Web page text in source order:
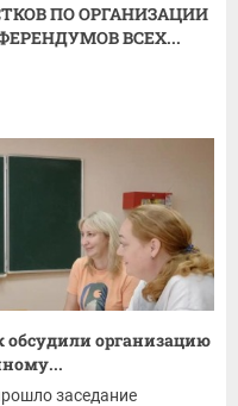
ПО ОРГАНИЗАЦИИ
ВСЕХ...
обсудили организацию
заседание